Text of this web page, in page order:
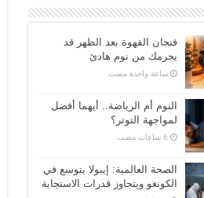
فنجان القهوة بعد الظهر قد
يحرمك من نوم هادئ
‏ساعة واحدة مضت
النوم أم الرياضة.. أيهما أفضل
لمواجهة التوتر؟
الصحة العالمية: إيبولا يتوسع في
الكونغو ويتجاوز قدرات الاستجابة